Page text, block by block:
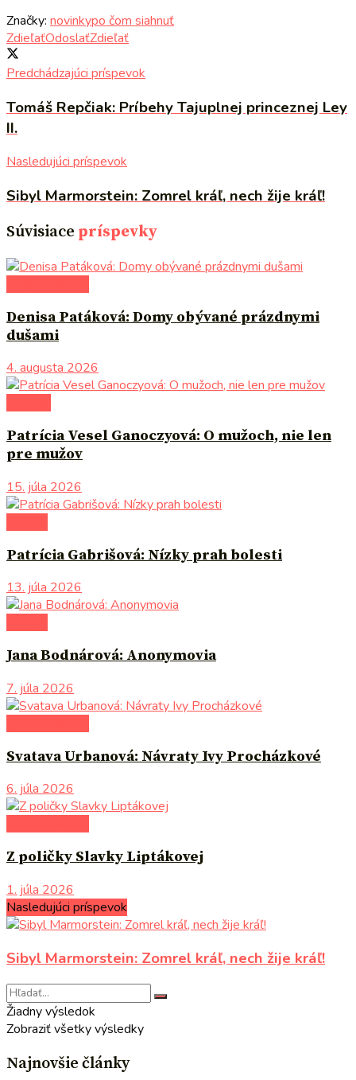
Značky: novinkypo čom siahnuť
ZdieľaťOdoslaťZdieľať
Predchádzajúci príspevok
Tomáš Repčiak: Príbehy Tajuplnej princeznej Ley
II.
Nasledujúci príspevok
Sibyl Marmorstein: Zomrel kráľ, nech žije kráľ!
Súvisiace príspevky
Denisa Patáková: Domy obývané prázdnymi
dušami
4. augusta 2026
Patrícia Vesel Ganoczyová: O mužoch, nie len
pre mužov
15. júla 2026
Patrícia Gabrišová: Nízky prah bolesti
13. júla 2026
Jana Bodnárová: Anonymovia
7. júla 2026
Svatava Urbanová: Návraty Ivy Procházkové
6. júla 2026
Z poličky Slavky Liptákovej
1. júla 2026
Nasledujúci príspevok
Sibyl Marmorstein: Zomrel kráľ, nech žije kráľ!
Žiadny výsledok
Zobraziť všetky výsledky
Najnovšie články